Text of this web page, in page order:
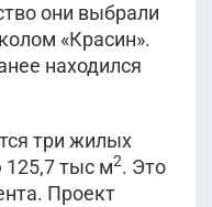
они выбрали
«Красин».
находился
три жилых
тыс м2. Это
Проект